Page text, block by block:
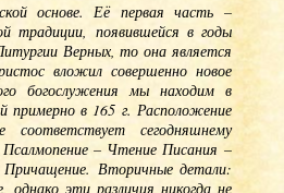
основе. Её первая часть –
традиции, появившейся в годы
Верных, то она является
вложил совершенно новое
богослужения мы находим в
примерно в 165 г. Расположение
сегодняшнему
Псалмопение – Чтение Писания –
Вторичные детали:
эти различия никогда не